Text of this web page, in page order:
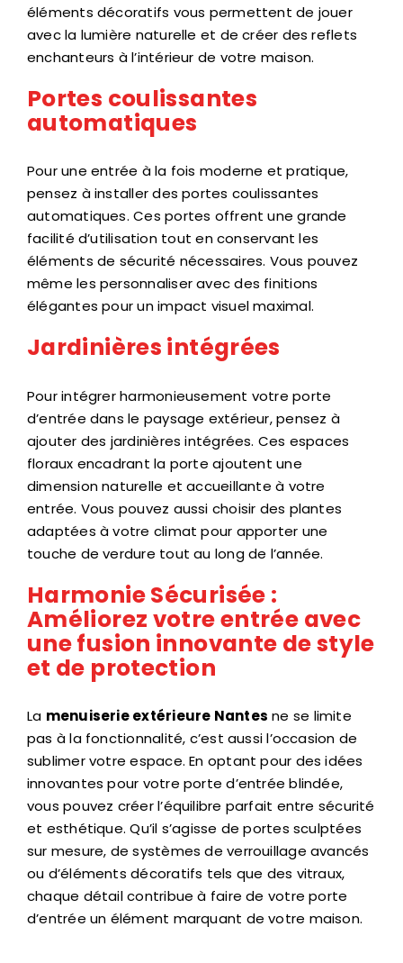
éléments décoratifs vous permettent de jouer
avec la lumière naturelle et de créer des reflets
enchanteurs à l’intérieur de votre maison.
Portes coulissantes
automatiques
Pour une entrée à la fois moderne et pratique,
pensez à installer des portes coulissantes
automatiques. Ces portes offrent une grande
facilité d’utilisation tout en conservant les
éléments de sécurité nécessaires. Vous pouvez
même les personnaliser avec des finitions
élégantes pour un impact visuel maximal.
Jardinières intégrées
Pour intégrer harmonieusement votre porte
d’entrée dans le paysage extérieur, pensez à
ajouter des jardinières intégrées. Ces espaces
floraux encadrant la porte ajoutent une
dimension naturelle et accueillante à votre
entrée. Vous pouvez aussi choisir des plantes
adaptées à votre climat pour apporter une
touche de verdure tout au long de l’année.
Harmonie Sécurisée :
Améliorez votre entrée avec
une fusion innovante de style
et de protection
La menuiserie extérieure Nantes ne se limite
pas à la fonctionnalité, c’est aussi l’occasion de
sublimer votre espace. En optant pour des idées
innovantes pour votre porte d’entrée blindée,
vous pouvez créer l’équilibre parfait entre sécurité
et esthétique. Qu’il s’agisse de portes sculptées
sur mesure, de systèmes de verrouillage avancés
ou d’éléments décoratifs tels que des vitraux,
chaque détail contribue à faire de votre porte
d’entrée un élément marquant de votre maison.